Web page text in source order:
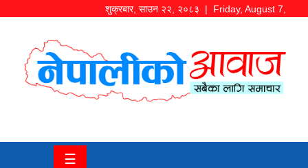
शुक्रबार, साउन २२, २०८३ | Friday, August 7,
समाज/
चितवन
☰